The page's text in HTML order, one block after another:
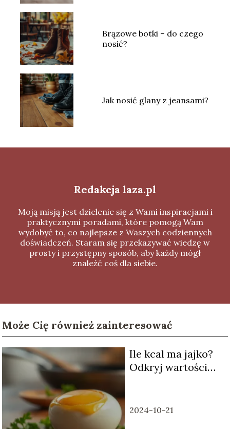
Brązowe botki – do czego
nosić?
Jak nosić glany z jeansami?
Redakcja laza.pl
Moją misją jest dzielenie się z Wami inspiracjami i
praktycznymi poradami, które pomogą Wam
wydobyć to, co najlepsze z Waszych codziennych
doświadczeń. Staram się przekazywać wiedzę w
prosty i przystępny sposób, aby każdy mógł
znaleźć coś dla siebie.
Może Cię również zainteresować
Ile kcal ma jajko?
Odkryj wartości
2024-10-21